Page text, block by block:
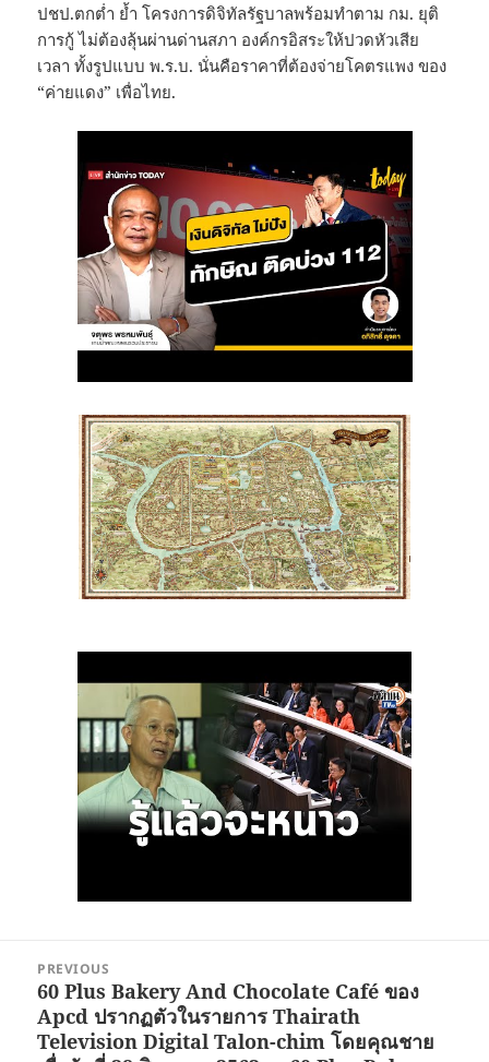
ปชป.ตกต่ำ ย้ำ โครงการดิจิทัลรัฐบาลพร้อมทำตาม กม. ยุติ
การกู้ ไม่ต้องลุ้นผ่านด่านสภา องค์กรอิสระให้ปวดหัวเสีย
เวลา ทั้งรูปแบบ พ.ร.บ. นั่นคือราคาที่ต้องจ่ายโคตรแพง ของ
“ค่ายแดง” เพื่อไทย.
navigation
PREVIOUS
Previous
post:
60 Plus Bakery And Chocolate Café ของ
Apcd ปรากฏตัวในรายการ Thairath
Television Digital Talon-chim โดยคุณชาย